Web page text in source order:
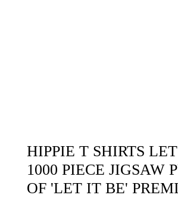
HIPPIE T SHIRTS
1000 PIECE JIGSAW
OF 'LET IT BE'